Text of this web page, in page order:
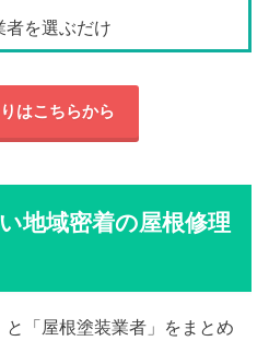
者を選ぶだけ
はこちらから
地域密着の屋根修理
「屋根塗装業者」をまとめ